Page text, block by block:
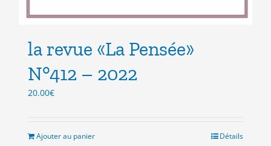
la revue «La Pensée»
N°412 – 2022
20.00€
Ajouter au panier Détails